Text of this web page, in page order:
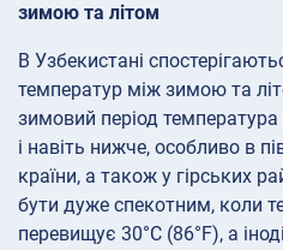
зимою та літом
В Узбекистані
температур між зимою та
зимовий період
і навіть нижче, особливо в
країни, а також у гірських
бути дуже спекотним, коли
перевищує 30°C (86°F), а